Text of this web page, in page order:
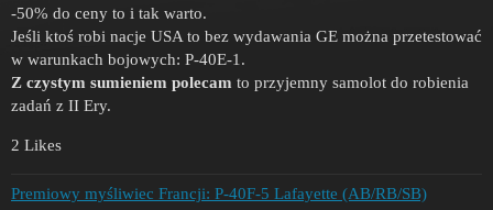
-50% do ceny to i tak warto.
Jeśli ktoś robi nacje USA to bez wydawania GE można przetestować
w warunkach bojowych: P-40E-1.
Z czystym sumieniem polecam to przyjemny samolot do robienia
zadań z II Ery.
2 Likes
Premiowy myśliwiec Francji: P-40F-5 Lafayette (AB/RB/SB)